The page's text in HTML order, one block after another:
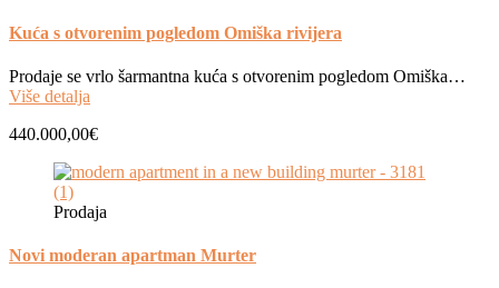
Kuća s otvorenim pogledom Omiška rivijera
Prodaje se vrlo šarmantna kuća s otvorenim pogledom Omiška…
Više detalja
440.000,00€
Prodaja
Novi moderan apartman Murter